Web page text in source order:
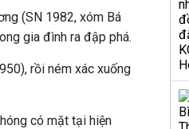
(SN 1982, xóm Bá
gia đình ra đập phá.
rồi ném xác xuống
có mặt tại hiện